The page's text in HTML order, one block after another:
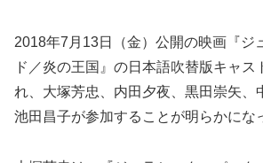
2018年7月13日（金）公開の映画『ジ
ド／炎の王国』の日本語吹替版キャス
れ、大塚芳忠、内田夕夜、黒田崇矢、
池田昌子が参加することが明らかにな